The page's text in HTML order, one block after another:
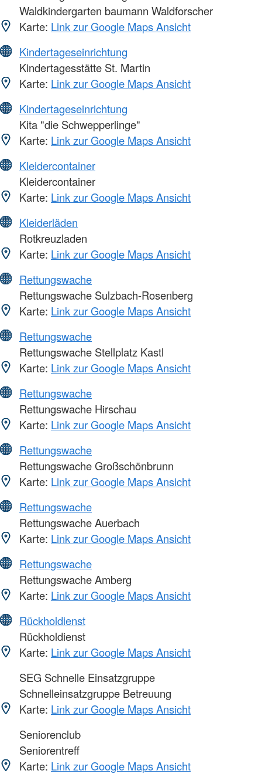
Waldkindergarten baumann Waldforscher
Karte: Link zur Google Maps Ansicht
Kindertageseinrichtung
Kindertagesstätte St. Martin
Karte: Link zur Google Maps Ansicht
Kindertageseinrichtung
Kita "die Schwepperlinge"
Karte: Link zur Google Maps Ansicht
Kleidercontainer
Kleidercontainer
Karte: Link zur Google Maps Ansicht
Kleiderläden
Rotkreuzladen
Karte: Link zur Google Maps Ansicht
Rettungswache
Rettungswache Sulzbach-Rosenberg
Karte: Link zur Google Maps Ansicht
Rettungswache
Rettungswache Stellplatz Kastl
Karte: Link zur Google Maps Ansicht
Rettungswache
Rettungswache Hirschau
Karte: Link zur Google Maps Ansicht
Rettungswache
Rettungswache Großschönbrunn
Karte: Link zur Google Maps Ansicht
Rettungswache
Rettungswache Auerbach
Karte: Link zur Google Maps Ansicht
Rettungswache
Rettungswache Amberg
Karte: Link zur Google Maps Ansicht
Rückholdienst
Rückholdienst
Karte: Link zur Google Maps Ansicht
SEG Schnelle Einsatzgruppe
Schnelleinsatzgruppe Betreuung
Karte: Link zur Google Maps Ansicht
Seniorenclub
Seniorentreff
Karte: Link zur Google Maps Ansicht